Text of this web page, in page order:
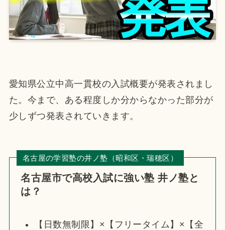
愛知県公立中高一貫校の入試概要が発表されまし
た。今まで、ある程度しか分からなかった部分が
少しずつ発表されていきます。
名古屋の学習塾の井ノ塾（昭和区・瑞穂区）
名古屋市で高校入試に強い塾 井ノ塾と
は？
【日数無制限】×【フリータイム】×【全